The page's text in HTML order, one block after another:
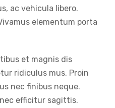
ac vehicula libero.
elementum porta
et magnis dis
ridiculus mus. Proin
nec finibus neque.
efficitur sagittis.